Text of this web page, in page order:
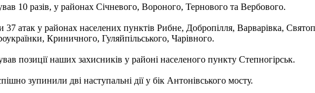
10 разів, у районах Січневого, Вороного, Тернового та Вербового.
атак у районах населених пунктів Рибне, Добропілля, Варварівка,
Криничного, Гуляйпільського, Чарівного.
позиції наших захисників у районі населеного пункту Степногірськ.
зупинили дві наступальні дії у бік Антонівського мосту.